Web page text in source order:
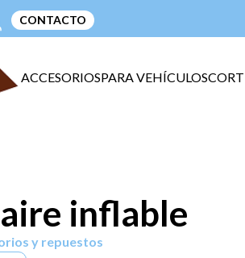
CONTACTO
ACCESORIOSPARA VEHÍCULOS
inflable
y repuestos